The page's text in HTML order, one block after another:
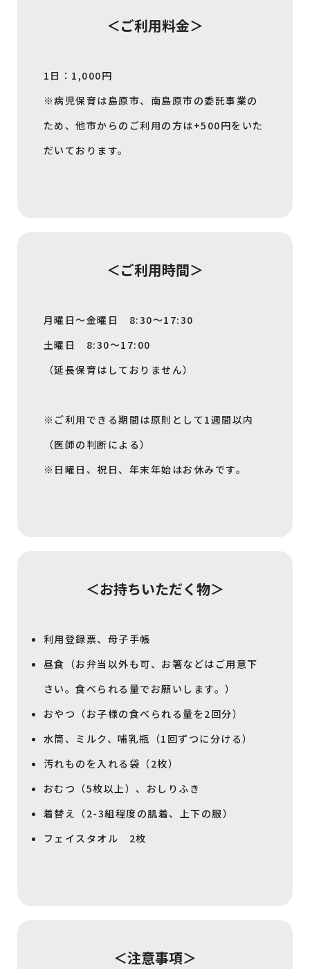
＜ご利用料金＞
1日：1,000円
※病児保育は島原市、南島原市の委託事業の
ため、他市からのご利用の方は+500円をいた
だいております。
＜ご利用時間＞
月曜日～金曜日 8:30～17:30
土曜日 8:30～17:00
（延長保育はしておりません）
※ご利用できる期間は原則として1週間以内
（医師の判断による）
※日曜日、祝日、年末年始はお休みです。
＜お持ちいただく物＞
利用登録票、母子手帳
昼食（お弁当以外も可、お箸などはご用意下
さい。食べられる量でお願いします。）
おやつ（お子様の食べられる量を2回分）
水筒、ミルク、哺乳瓶（1回ずつに分ける）
汚れものを入れる袋（2枚）
おむつ（5枚以上）、おしりふき
着替え（2-3組程度の肌着、上下の服）
フェイスタオル 2枚
＜注意事項＞